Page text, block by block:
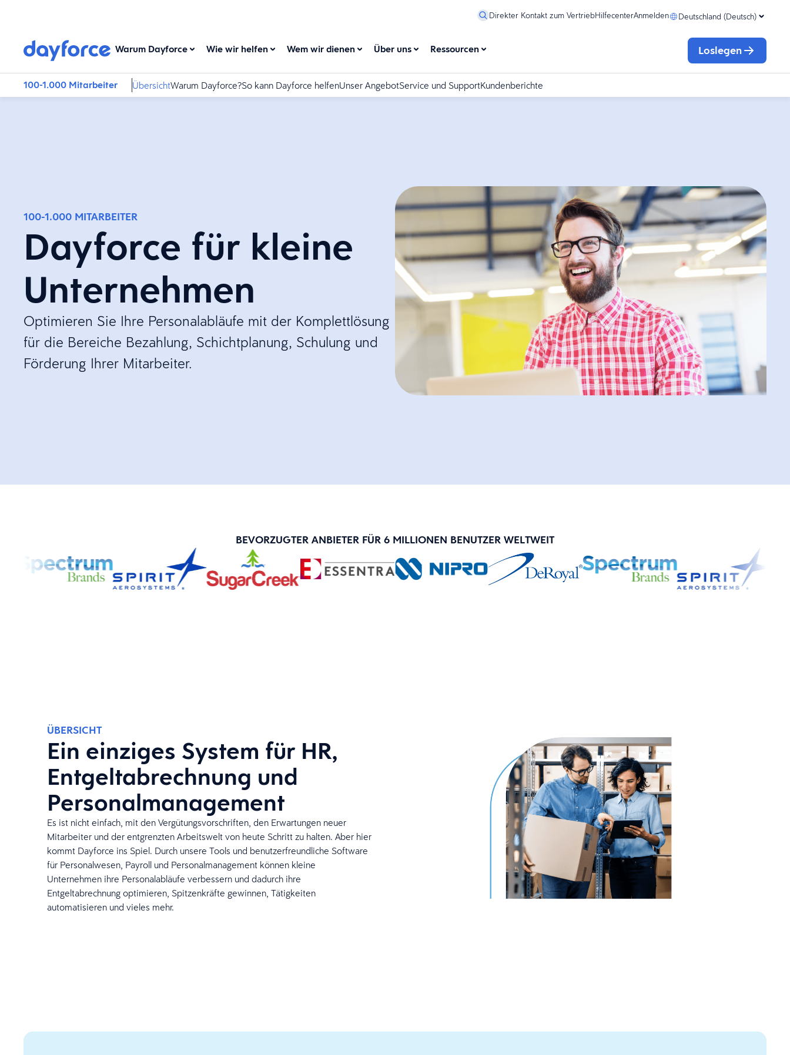
Direkter Kontakt zum VertriebHilfecenterAnmelden Deutschland (Deutsch)
Warum Dayforce Wie wir helfen Wem wir dienen Über uns Ressourcen Loslegen
100-1.000 Mitarbeiter ÜbersichtWarum Dayforce?So kann Dayforce helfenUnser AngebotService und SupportKundenberichte
100-1.000 MITARBEITER
Dayforce für kleine
Unternehmen
Optimieren Sie Ihre Personalabläufe mit der Komplettlösung
für die Bereiche Bezahlung, Schichtplanung, Schulung und
Förderung Ihrer Mitarbeiter.
BEVORZUGTER ANBIETER FÜR 6 MILLIONEN BENUTZER WELTWEIT
ÜBERSICHT
Ein einziges System für HR,
Entgeltabrechnung und
Personalmanagement
Es ist nicht einfach, mit den Vergütungsvorschriften, den Erwartungen neuer
Mitarbeiter und der entgrenzten Arbeitswelt von heute Schritt zu halten. Aber hier
kommt Dayforce ins Spiel. Durch unsere Tools und benutzerfreundliche Software
für Personalwesen, Payroll und Personalmanagement können kleine
Unternehmen ihre Personalabläufe verbessern und dadurch ihre
Entgeltabrechnung optimieren, Spitzenkräfte gewinnen, Tätigkeiten
automatisieren und vieles mehr.